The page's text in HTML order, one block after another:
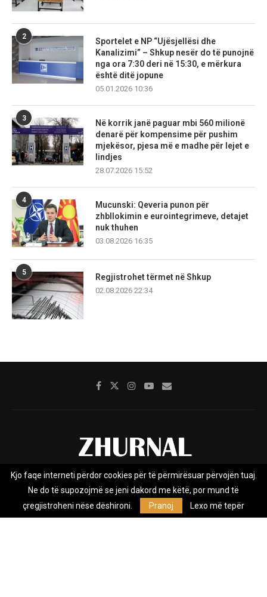
2
Sportelet e NP “Ujësjellësi dhe
Kanalizimi” – Shkup nesër do të punojnë
nga ora 7:30 deri në 15:30, e mërkura
është ditë jopune
05.01.2026 10:36
3
Në korrik janë paguar mbi 560 milionë
denarë për kompensime për pushim
mjekësor, pjesa më e madhe për lejet e
lindjes
28.07.2026 15:52
4
Mucunski: Qeveria punon për
zhbllokimin e eurointegrimeve, detajet
nuk thuhen
03.08.2026 16:35
5
Regjistrohet tërmet në Shkup
02.08.2026 22:34
Rreth nesh Impresumi Marketing
Privacy Policy
Zhurnal.mk është Agjenci e Lajmeve e pavarur, e themeluar në vitin
Kjo faqe interneti përdor cookies për të përmirësuar përvojën tuaj.
Ne do të supozojmë se jeni dakord me këtë, por mund të
çregjistroheni nëse dëshironi.
Pranoj Lexo më tepër